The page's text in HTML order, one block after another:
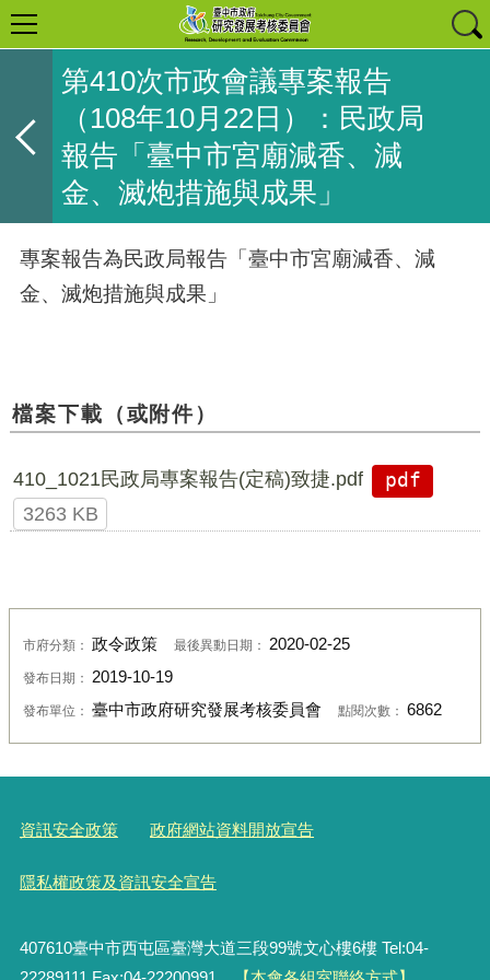
第410次市政會議專案報告
（108年10月22日）：民政局
報告「臺中市宮廟減香、減
金、滅炮措施與成果」
專案報告為民政局報告「臺中市宮廟減香、減
金、滅炮措施與成果」
檔案下載（或附件）
410_1021民政局專案報告(定稿)致捷.pdf
pdf
3263 KB
市府分類： 政令政策 最後異動日期： 2020-02-25
發布日期： 2019-10-19
發布單位： 臺中市政府研究發展考核委員會 點閱次數： 6862
資訊安全政策 政府網站資料開放宣告
隱私權政策及資訊安全宣告
407610臺中市西屯區臺灣大道三段99號文心樓6樓 Tel:04-